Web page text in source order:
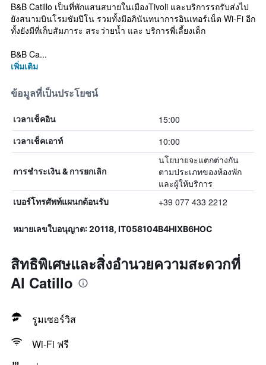
B&B Catillo เป็นที่พักแสนสบายในเมืองTivoli และบริการรถรับส่งไป
ยังสนามบินโรมชัมปีโน รวมทั้งมีอภินันทนาการอินเทอร์เน็ต Wi-Fi อีก
ทั้งยังมีที่เก็บสัมภาระ สระว่ายน้ำ และ บริการพี่เลี้ยงเด็ก
B&B Ca...
เพิ่มเติม
ข้อมูลที่เป็นประโยชน์
เวลาเช็คอิน 15:00
เวลาเช็คเอาท์ 10:00
การชำระเงิน & การยกเลิก
นโยบายจะแตกต่างกัน
ตามประเภทของห้องพัก
และผู้ให้บริการ
เบอร์โทรศัพท์แผนกต้อนรับ +39 077 433 2212
หมายเลขใบอนุญาต: 20118, IT058104B4HIXB6HOC
สิทธิพิเศษและสิ่งอำนวยความสะดวกที่
Al Catillo
รูมเซอร์วิส
Wi-Fi ฟรี